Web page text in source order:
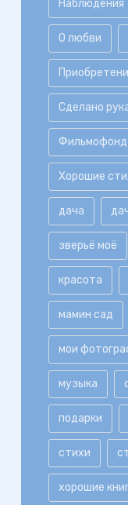
Наблюдения
О любви
Сделано
Фильмофонд
Хорошие
дача
зверьё моё
красота
мамин сад
мои
музыка
подарки
стихи
хорошие